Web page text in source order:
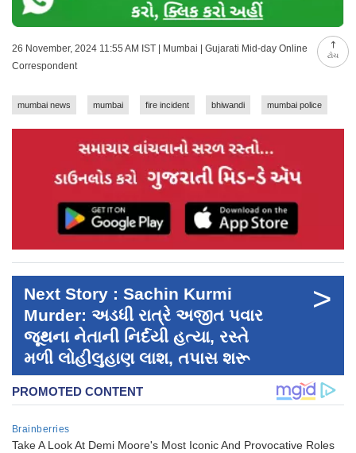
ટોચ
26 November, 2024 11:55 AM IST | Mumbai | Gujarati Mid-day Online
Correspondent
mumbai news mumbai fire incident bhiwandi mumbai police
Next Story : Sachin Kurmi
Murder: અડધી રાત્રે અજીત પવાર
જૂથના નેતાની નિર્દયી હત્યા, રસ્તે
મળી લોહીલુહાણ લાશ, તપાસ શરૂ
>